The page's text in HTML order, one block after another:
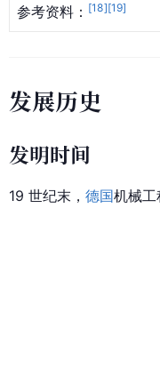
参考资料： [18][19]
发展历史
发明时间
19 世纪末， 德国机械